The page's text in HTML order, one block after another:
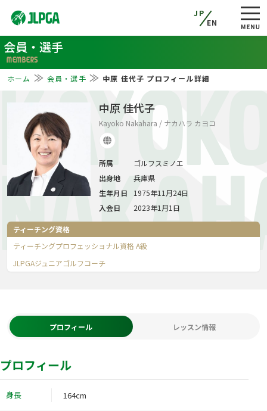
JP
EN
会員・選手
MEMBERS
ホーム 会員・選手 中原 佳代子 プロフィール詳細
中原 佳代子
Kayoko Nakahara / ナカハラ カヨコ
ティーチング資格
ティーチングプロフェッショナル資格 A級
JLPGAジュニアゴルフコーチ
所属
ゴルフスミノエ
出身地
兵庫県
生年月日
1975年11月24日
入会日
2023年1月1日
プロフィール レッスン情報
プロフィール
身長 164cm